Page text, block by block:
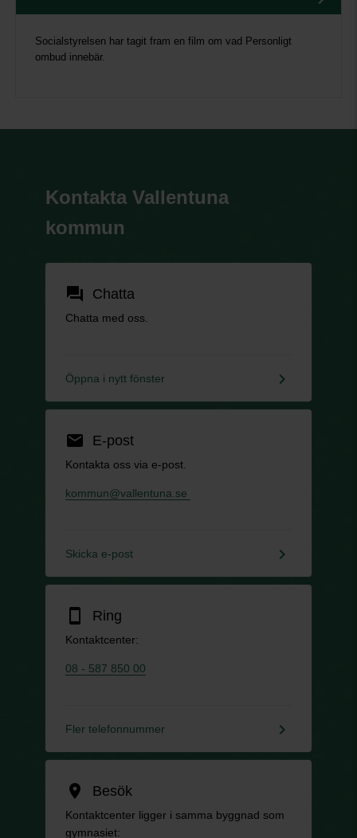
Socialstyrelsen har tagit fram en film om vad Personligt
ombud innebär.
Kontakta Vallentuna
kommun
forum Chatta
Chatta med oss.
Öppna i nytt fönster keyboard_arrow_right
email E-post
Kontakta oss via e-post.
kommun@vallentuna.se
Skicka e-post keyboard_arrow_right
smartphone Ring
Kontaktcenter:
08 - 587 850 00
Fler telefonnummer keyboard_arrow_right
location_on Besök
Kontaktcenter ligger i samma byggnad som
gymnasiet: